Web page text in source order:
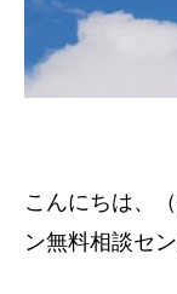
こんにちは、
ン無料相談セ